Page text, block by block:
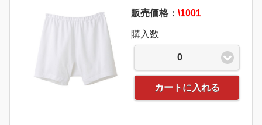
販売価格： \1001
購入数
0
カートに入れる